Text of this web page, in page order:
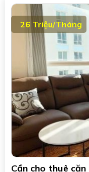
26 Triệu/Tháng
Cần cho thuê